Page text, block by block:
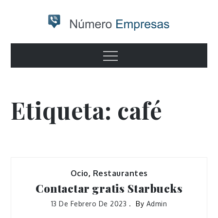
Numero
empresas
Otro sitio realizado con WordPress
Menu
Etiqueta: café
Ocio, Restaurantes
Contactar gratis Starbucks
13 De Febrero De 2023 By Admin